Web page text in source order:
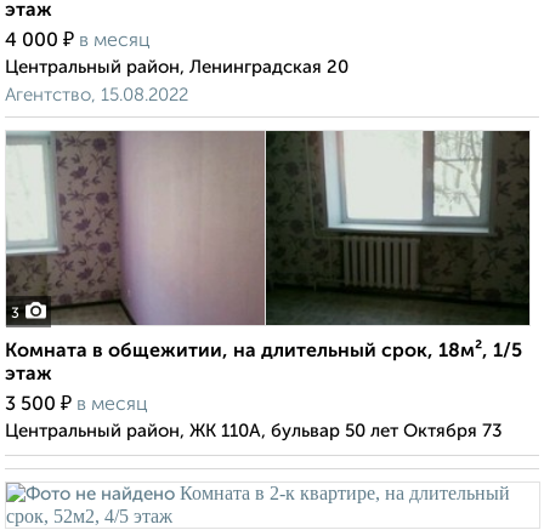
этаж
4 000 ₽ в месяц
Центральный район, Ленинградская 20
Агентство, 15.08.2022
3
Комната в общежитии, на длительный срок, 18м², 1/5
этаж
3 500 ₽ в месяц
Центральный район, ЖК 110А, бульвар 50 лет Октября 73